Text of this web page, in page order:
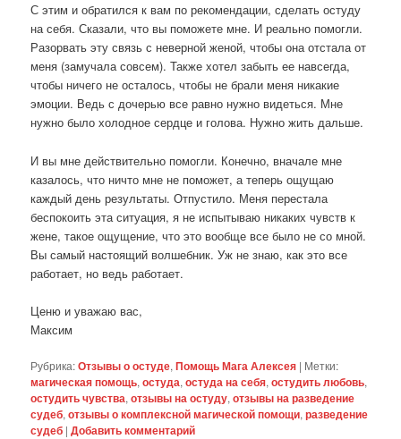
С этим и обратился к вам по рекомендации, сделать остуду
на себя. Сказали, что вы поможете мне. И реально помогли.
Разорвать эту связь с неверной женой, чтобы она отстала от
меня (замучала совсем). Также хотел забыть ее навсегда,
чтобы ничего не осталось, чтобы не брали меня никакие
эмоции. Ведь с дочерью все равно нужно видеться. Мне
нужно было холодное сердце и голова. Нужно жить дальше.
И вы мне действительно помогли. Конечно, вначале мне
казалось, что ничто мне не поможет, а теперь ощущаю
каждый день результаты. Отпустило. Меня перестала
беспокоить эта ситуация, я не испытываю никаких чувств к
жене, такое ощущение, что это вообще все было не со мной.
Вы самый настоящий волшебник. Уж не знаю, как это все
работает, но ведь работает.
Ценю и уважаю вас,
Максим
Рубрика:Отзывы о остуде,Помощь Мага Алексея | Метки:
магическая помощь,остуда,остуда на себя,остудить любовь,
остудить чувства,отзывы на остуду,отзывы на разведение
судеб,отзывы о комплексной магической помощи,разведение
судеб |Добавить комментарий